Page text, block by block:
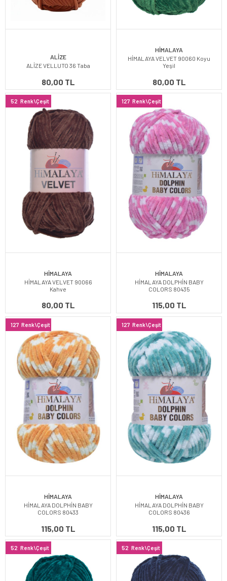
ALİZE
ALİZE VELLUTO 36 Taba
80,00 TL
HİMALAYA
HİMALAYA VELVET 90060 Koyu
Yeşil
80,00 TL
52 Renk\Çeşit
HİMALAYA
HİMALAYA VELVET 90066
Kahve
80,00 TL
127 Renk\Çeşit
HİMALAYA
HİMALAYA DOLPHİN BABY
COLORS 80435
115,00 TL
127 Renk\Çeşit
HİMALAYA
HİMALAYA DOLPHİN BABY
COLORS 80433
115,00 TL
127 Renk\Çeşit
HİMALAYA
HİMALAYA DOLPHİN BABY
COLORS 80436
115,00 TL
52 Renk\Çeşit 52 Renk\Çeşit